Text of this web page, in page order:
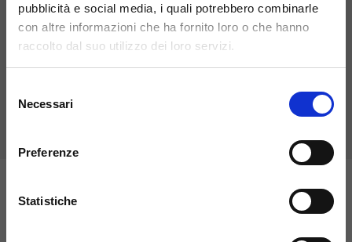
pubblicità e social media, i quali potrebbero combinarle
con altre informazioni che ha fornito loro o che hanno
raccolto dal suo utilizzo dei loro servizi.
delNecessari
Preferenze
Statistiche
Mantenimento del benessere di ossa e denti